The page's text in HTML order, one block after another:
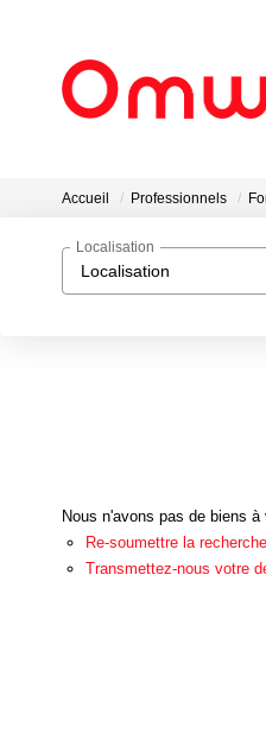
Accueil Professionnels
Localisation
Localisation
Nous n'avons pas de biens
Re-soumettre la
Transmettez-nous votre